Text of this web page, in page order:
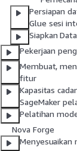
Persiapan
Glue sesi
Siapkan
Pekerjaan
Membuat,
fitur
Kapasitas
SageMaker
Pelatihan
Nova Forge
Menyesuaikan